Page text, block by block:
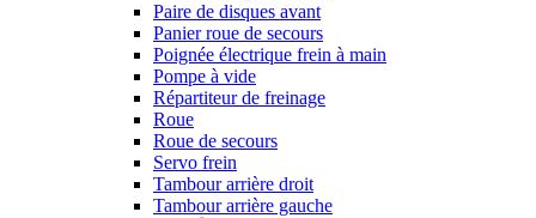
Paire de disques avant
Panier roue de secours
Poignée électrique frein à main
Pompe à vide
Répartiteur de freinage
Roue
Roue de secours
Servo frein
Tambour arrière droit
Tambour arrière gauche